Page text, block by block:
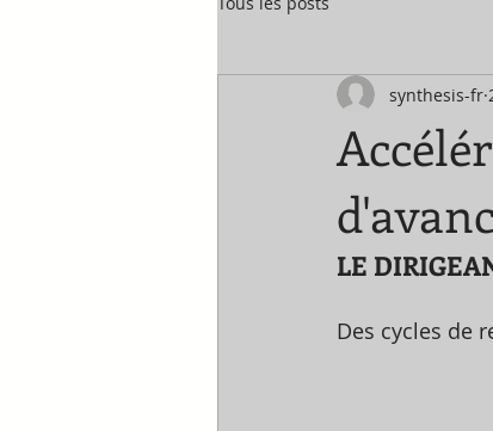
synthesis-fr
LE
Des cycles de